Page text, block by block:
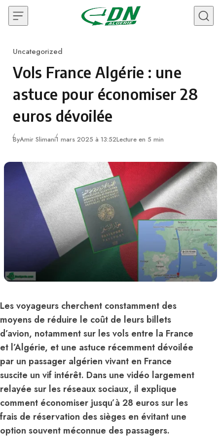
Skip to content
Category
Uncategorized
Vols France Algérie : une
astuce pour économiser 28
euros dévoilée
ByAmir Slimani1 mars 2025 à 13:52Lecture en 5 min
Les voyageurs cherchent constamment des
moyens de réduire le coût de leurs billets
d’avion, notamment sur les vols entre la France
et l’Algérie, et une astuce récemment dévoilée
par un passager algérien vivant en France
suscite un vif intérêt. Dans une vidéo largement
relayée sur les réseaux sociaux, il explique
comment économiser jusqu’à 28 euros sur les
frais de réservation des sièges en évitant une
option souvent méconnue des passagers.